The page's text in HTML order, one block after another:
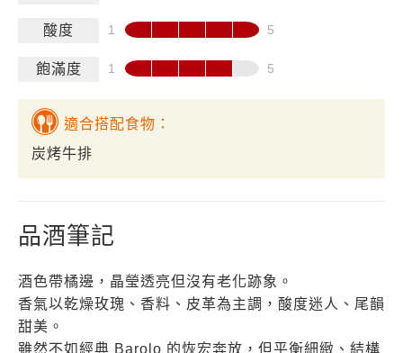
酸度
飽滿度
適合搭配食物：
炭烤牛排
品酒筆記
酒色帶橘邊，晶瑩透亮但沒有老化跡象。
香氣以乾燥玫瑰、香料、皮革為主調，酸度迷人、尾韻
甜美。
雖然不如經典 Barolo 的恢宏奔放，但平衡細緻、結構